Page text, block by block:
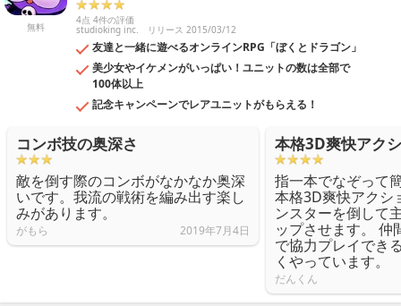
無料
4点 4件の評価
studioking inc. リリース 2015/03/12
友達と一緒に遊べるオンラインRPG「ぼくとドラゴン」
美少女やイケメンがいっぱい！ユニットの数は全部で
100体以上
記念キャンペーンでレアユニットがもらえる！
コンボ技の奥深さ
敵を倒す際のコンボがなかなか奥深
いです。我流の戦術を編み出す楽し
みがあります。
がもら 2019年7月4日
本格3D爽快アク
指一本でなぞって
本格3D爽快アクシ
ンスターを倒して
ップさせます。 仲
で協力プレイでき
くやっています。
だんくん